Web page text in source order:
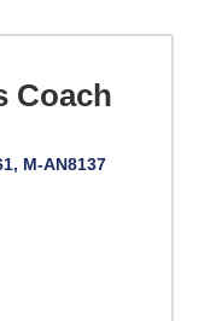
Coach
M-AN8137